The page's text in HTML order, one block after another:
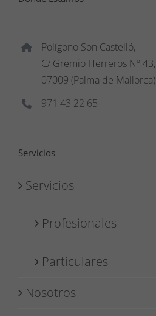
Polígono Son Castelló,
C/ Gremio Herreros Nº 43,
07009 (Palma de Mallorca)
971 43 22 65
Servicios
Servicios
Profesionales
Particulares
Nosotros